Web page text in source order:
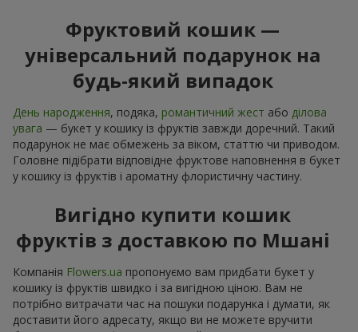
Фруктовий кошик —
універсальний подарунок на
будь-який випадок
День народження, подяка, романтичний жест або ділова
увага — букет у кошику із фруктів завжди доречний. Такий
подарунок не має обмежень за віком, статтю чи приводом.
Головне підібрати відповідне фруктове наповнення в букет
у кошику із фруктів і ароматну флористичну частину.
Вигідно купити кошик
фруктів з доставкою по Мшані
Компанія Flowers.ua пропонуємо вам придбати букет у
кошику із фруктів швидко і за вигідною ціною. Вам не
потрібно витрачати час на пошуки подарунка і думати, як
доставити його адресату, якщо ви не можете вручити